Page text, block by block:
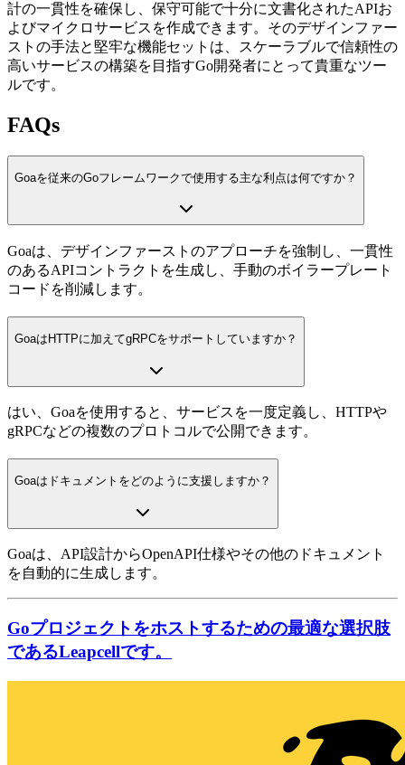
計の一貫性を確保し、保守可能で十分に文書化されたAPIお
よびマイクロサービスを作成できます。そのデザインファー
ストの手法と堅牢な機能セットは、スケーラブルで信頼性の
高いサービスの構築を目指すGo開発者にとって貴重なツー
ルです。
FAQs
Goaを従来のGoフレームワークで使用する主な利点は何ですか？
Goaは、デザインファーストのアプローチを強制し、一貫性
のあるAPIコントラクトを生成し、手動のボイラープレート
コードを削減します。
GoaはHTTPに加えてgRPCをサポートしていますか？
はい、Goaを使用すると、サービスを一度定義し、HTTPや
gRPCなどの複数のプロトコルで公開できます。
Goaはドキュメントをどのように支援しますか？
Goaは、API設計からOpenAPI仕様やその他のドキュメント
を自動的に生成します。
Goプロジェクトをホストするための最適な選択肢
であるLeapcellです。